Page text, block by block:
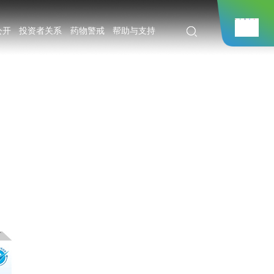
开 投资者关系 药物警戒 帮助与支持